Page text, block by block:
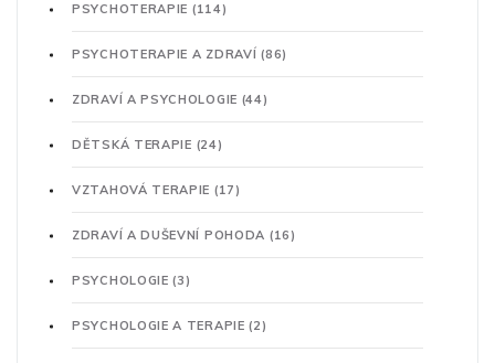
PSYCHOTERAPIE (114)
PSYCHOTERAPIE A ZDRAVÍ(86)
ZDRAVÍ A PSYCHOLOGIE (44)
DĚTSKÁ TERAPIE (24)
VZTAHOVÁ TERAPIE (17)
ZDRAVÍ A DUŠEVNÍ POHODA (16)
PSYCHOLOGIE(3)
PSYCHOLOGIE A TERAPIE(2)